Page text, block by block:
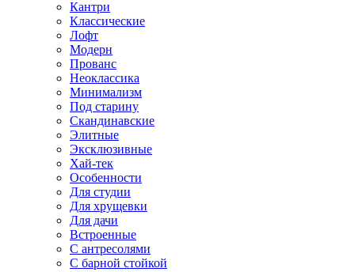
Кантри
Классические
Лофт
Модерн
Прованс
Неоклассика
Минимализм
Под старину
Скандинавские
Элитные
Эксклюзивные
Хай-тек
Особенности
Для студии
Для хрущевки
Для дачи
Встроенные
С антресолями
С барной стойкой